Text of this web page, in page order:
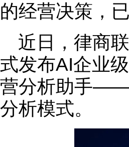
的经营决策，
近日，律商
式发布AI企业
营分析助手
分析模式。